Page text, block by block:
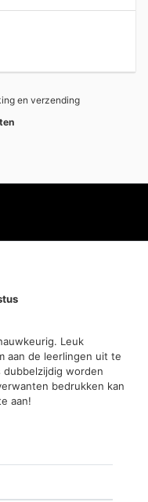
en verzending
Leuk
aan de leerlingen uit te
dubbelzijdig worden
bedrukken kan
aan!